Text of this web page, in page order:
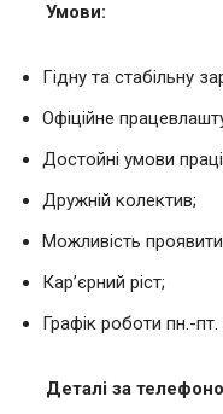
Умови:
Гідну та стабільну
Офіційне
Достойні умови
Дружній колектив;
Можливість
Кар’єрний ріст;
Графік роботи пн.-
Деталі за